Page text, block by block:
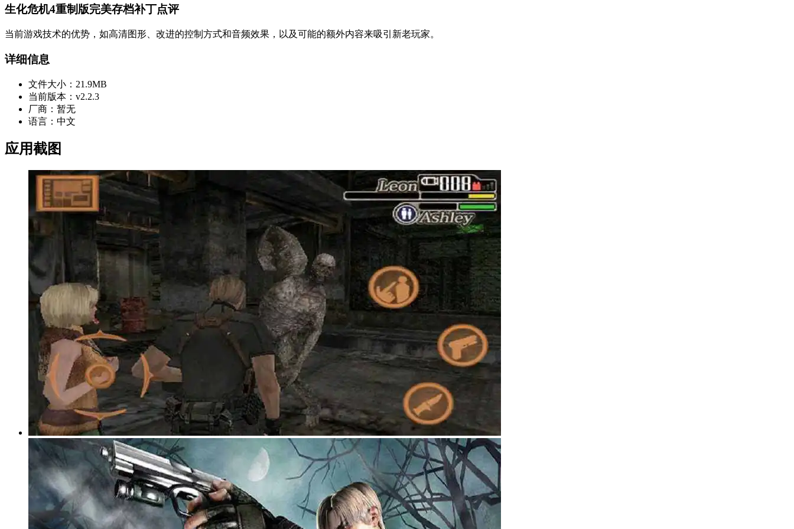
生化危机4重制版完美存档补丁点评
当前游戏技术的优势，如高清图形、改进的控制方式和音频效果，以及可能的额外内容来吸引新老玩家。
详细信息
文件大小： 21.9MB
当前版本： v2.2.3
厂商： 暂无
语言： 中文
应用截图